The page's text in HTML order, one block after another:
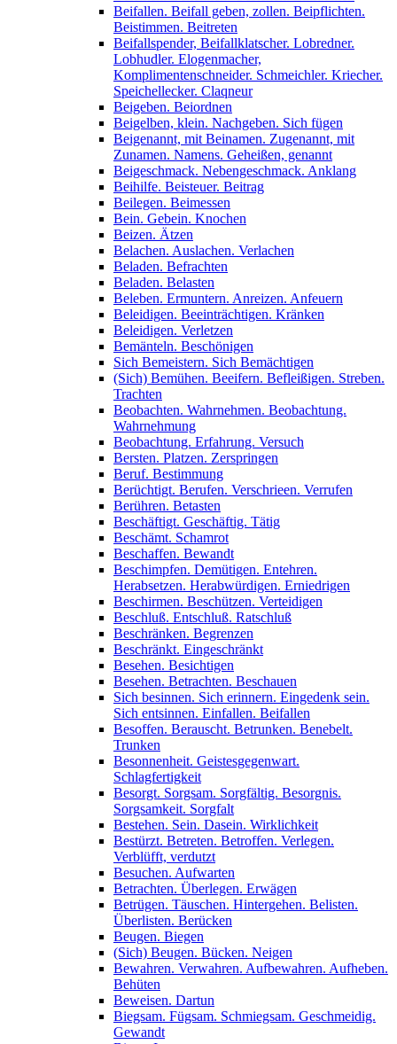
Beifallen. Beifall geben, zollen. Beipflichten.
Beistimmen. Beitreten
Beifallspender, Beifallklatscher. Lobredner.
Lobhudler. Elogenmacher,
Komplimentenschneider. Schmeichler. Kriecher.
Speichellecker. Claqneur
Beigeben. Beiordnen
Beigelben, klein. Nachgeben. Sich fügen
Beigenannt, mit Beinamen. Zugenannt, mit
Zunamen. Namens. Geheißen, genannt
Beigeschmack. Nebengeschmack. Anklang
Beihilfe. Beisteuer. Beitrag
Beilegen. Beimessen
Bein. Gebein. Knochen
Beizen. Ätzen
Belachen. Auslachen. Verlachen
Beladen. Befrachten
Beladen. Belasten
Beleben. Ermuntern. Anreizen. Anfeuern
Beleidigen. Beeinträchtigen. Kränken
Beleidigen. Verletzen
Bemänteln. Beschönigen
Sich Bemeistern. Sich Bemächtigen
(Sich) Bemühen. Beeifern. Befleißigen. Streben.
Trachten
Beobachten. Wahrnehmen. Beobachtung.
Wahrnehmung
Beobachtung. Erfahrung. Versuch
Bersten. Platzen. Zerspringen
Beruf. Bestimmung
Berüchtigt. Berufen. Verschrieen. Verrufen
Berühren. Betasten
Beschäftigt. Geschäftig. Tätig
Beschämt. Schamrot
Beschaffen. Bewandt
Beschimpfen. Demütigen. Entehren.
Herabsetzen. Herabwürdigen. Erniedrigen
Beschirmen. Beschützen. Verteidigen
Beschluß. Entschluß. Ratschluß
Beschränken. Begrenzen
Beschränkt. Eingeschränkt
Besehen. Besichtigen
Besehen. Betrachten. Beschauen
Sich besinnen. Sich erinnern. Eingedenk sein.
Sich entsinnen. Einfallen. Beifallen
Besoffen. Berauscht. Betrunken. Benebelt.
Trunken
Besonnenheit. Geistesgegenwart.
Schlagfertigkeit
Besorgt. Sorgsam. Sorgfältig. Besorgnis.
Sorgsamkeit. Sorgfalt
Bestehen. Sein. Dasein. Wirklichkeit
Bestürzt. Betreten. Betroffen. Verlegen.
Verblüfft, verdutzt
Besuchen. Aufwarten
Betrachten. Überlegen. Erwägen
Betrügen. Täuschen. Hintergehen. Belisten.
Überlisten. Berücken
Beugen. Biegen
(Sich) Beugen. Bücken. Neigen
Bewahren. Verwahren. Aufbewahren. Aufheben.
Behüten
Beweisen. Dartun
Biegsam. Fügsam. Schmiegsam. Geschmeidig.
Gewandt